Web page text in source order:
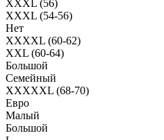
XXXL (56)
XXXL (54-56)
Нет
XXXXL (60-62)
XXL (60-64)
Большой
Семейный
XXXXXL (68-70)
Евро
Малый
Большой